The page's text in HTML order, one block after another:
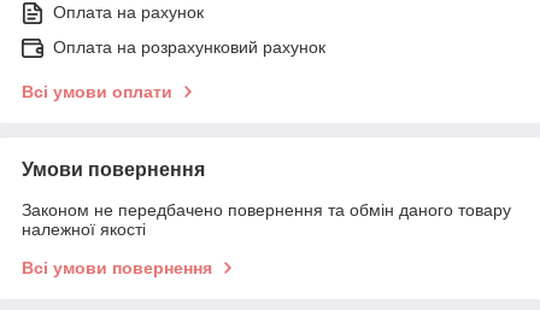
Оплата на рахунок
Оплата на розрахунковий рахунок
Всі умови оплати
Умови повернення
Законом не передбачено повернення та обмін даного товару
належної якості
Всі умови повернення